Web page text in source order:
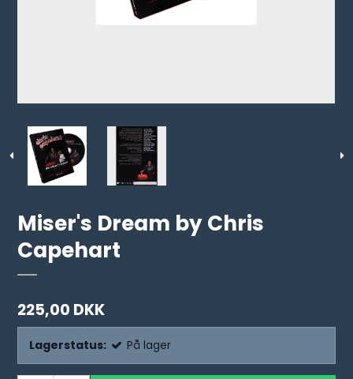
Miser's Dream by Chris
Capehart
225,00 DKK
Lagerstatus: På lager